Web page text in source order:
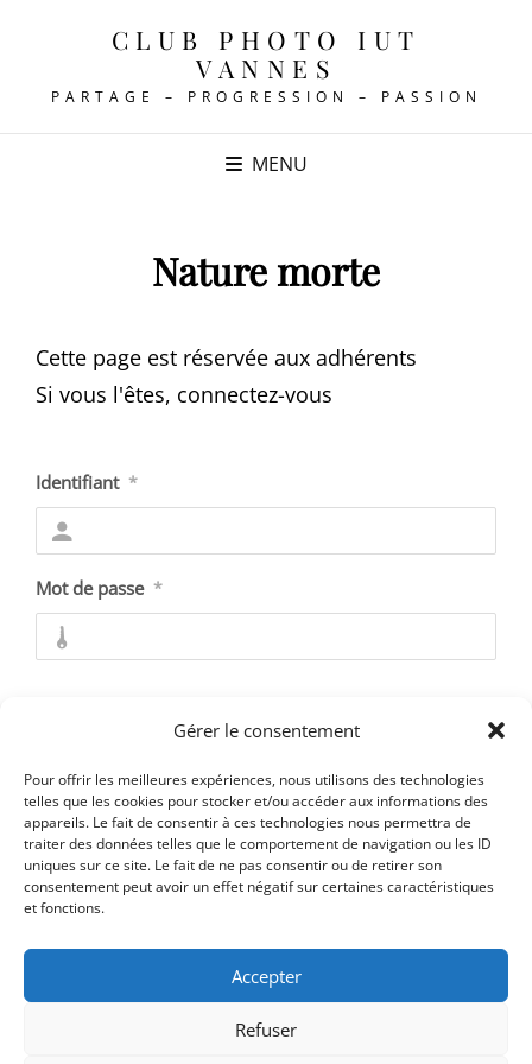
Gérer le consentement
Pour offrir les meilleures expériences, nous utilisons des technologies
telles que les cookies pour stocker et/ou accéder aux informations des
appareils. Le fait de consentir à ces technologies nous permettra de
traiter des données telles que le comportement de navigation ou les ID
uniques sur ce site. Le fait de ne pas consentir ou de retirer son
consentement peut avoir un effet négatif sur certaines caractéristiques
et fonctions.
Accepter
Refuser
CLUB PHOTO IUT
VANNES
PARTAGE – PROGRESSION – PASSION
MENU
Nature morte
Cette page est réservée aux adhérents
Si vous l'êtes, connectez-vous
Identifiant *
Mot de passe *
Mot de passe oublié ?